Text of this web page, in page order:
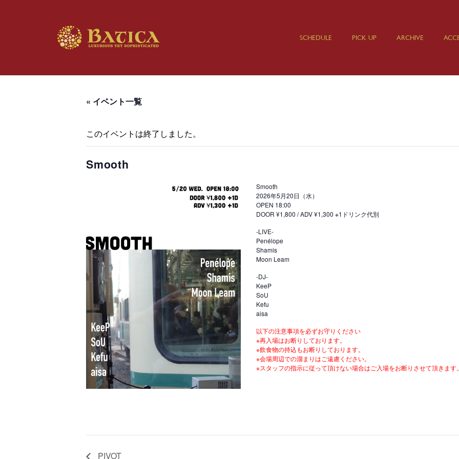
SCHEDULE PICK UP ARCHIVE
« イベント一覧
このイベントは終了しました。
Smooth
Smooth
2026年5月20日（水）
OPEN 18:00
DOOR ¥1,800 / ADV ¥1,300 ※1ドリンク代別
-LIVE-
Penélope
Shamis
Moon Leam
-DJ-
KeeP
SoU
Kefu
aisa
以下の注意事項を必ずお守りください
※再入場はお断りしております。
※飲食物の持込もお断りしております。
※会場周辺での溜まりはご遠慮ください。
※スタッフの指示に従って頂けない場合はご入場をお断りさせて頂きます。
PIVOT